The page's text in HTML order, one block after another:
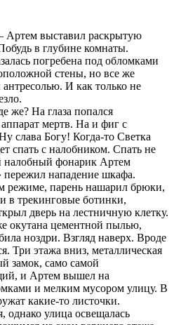
Артем выставил раскрытую
в глубине комнаты.
погребена под обломками
стены, но все же
И как только не
же? На глаза попался
мертв. На и фиг с
слава Богу! Когда-то Светка
спать с налобником. Спать не
налобный фонарик Артем
нападение шкафа.
режиме, парень нашарил брюки,
в трекинговые ботинки,
дверь на лестничную клетку.
окутана цементной пылью,
ноздри. Взгляд наверх. Вроде
Три этажа вниз, металлическая
замок, само самой
и Артем вышел на
и мелким мусором улицу. В
какие-то листочки.
однако улица освещалась